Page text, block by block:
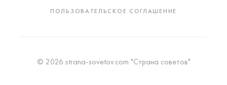
ПОЛЬЗОВАТЕЛЬСКОЕ СОГЛАШЕНИЕ
© 2026 strana-sovetov.com "Страна советов"